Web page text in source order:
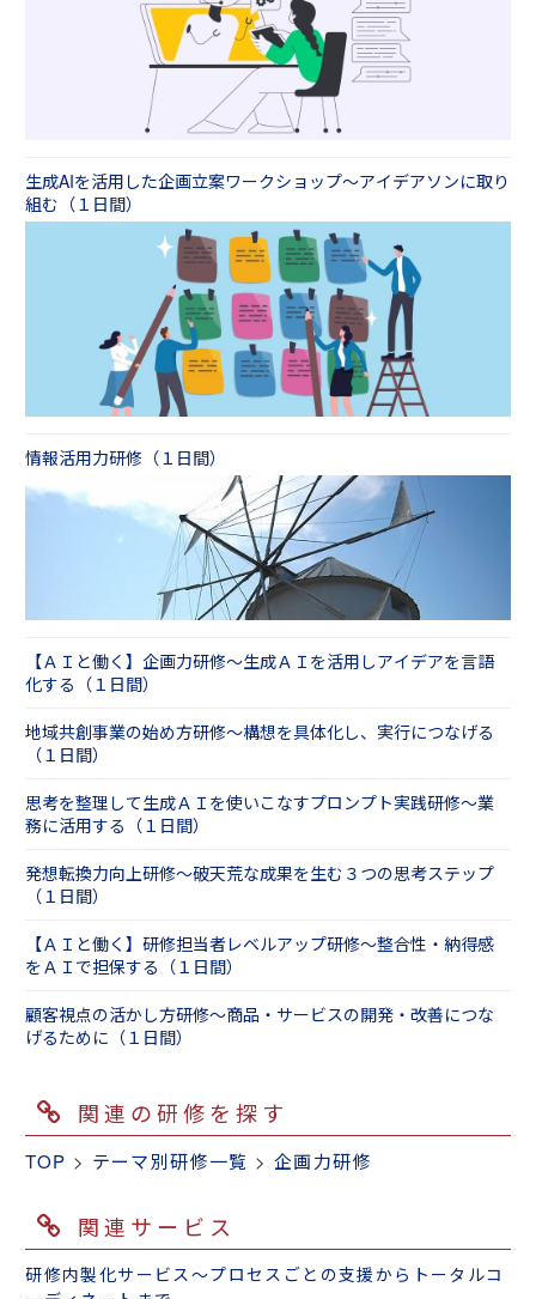
は具体的に解説します。
③実現可能性をよくよく考える点
その企画を実現するのにいくらかかり、どれだ
けの効果が見込めるのか？ということを推定
④リスクまで考える点
リスクのない企画はありません。リスクを深く
考える事で企画が深まり、実現可能性が高まり
⑤組織的に企画する力を養う点
分業しながら企画を作る体験していただくこと
も重視します。 グループで作る企画書作成は、
組織としての解決方法を学ぶ機会になります。
び、後半は総合演習になります。実際にグルー
プ単位で企画書を作成し、発表します。
て、同じような課題・アイデアを出した受講者
で分け、複数のグループにします。
③グループ単位で役割分担して企画書を作成し
ていきます。６つの枠組み（ねらい、実施事
項、詳細内容、費用対効果、リスク、スケジュ
は適宜アドバイスやヒントになる情報を提供
し、企画書作成の支援を行います。
④最後に、グループ単位で作成した企画書を発
表していただき、最終的にできあがった企画書
を、４つの切り口で評価させていただきます。
生成AIを活用した企画立案ワークショップ～アイデアソンに取り
組む（１日間）
情報活用力研修（１日間）
【ＡＩと働く】企画力研修～生成ＡＩを活用しアイデアを言語
化する（１日間）
地域共創事業の始め方研修～構想を具体化し、実行につなげる
（１日間）
思考を整理して生成ＡＩを使いこなすプロンプト実践研修～業
務に活用する（１日間）
発想転換力向上研修～破天荒な成果を生む３つの思考ステップ
（１日間）
【ＡＩと働く】研修担当者レベルアップ研修～整合性・納得感
をＡＩで担保する（１日間）
顧客視点の活かし方研修～商品・サービスの開発・改善につな
げるために（１日間）
関連の研修を探す
TOP > テーマ別研修一覧 >企画力研修
関連サービス
研修内製化サービス～プロセスごとの支援からトータルコ